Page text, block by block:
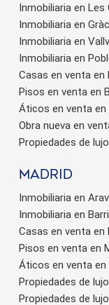
Inmobiliaria en
Inmobiliaria en
Inmobiliaria en
Inmobiliaria en
Casas en venta en
Pisos en venta en
Áticos en venta en
Obra nueva en
Propiedades de
Madrid
Inmobiliaria en
Inmobiliaria en
Casas en venta en
Pisos en venta en
Áticos en venta en
Propiedades de
Propiedades de